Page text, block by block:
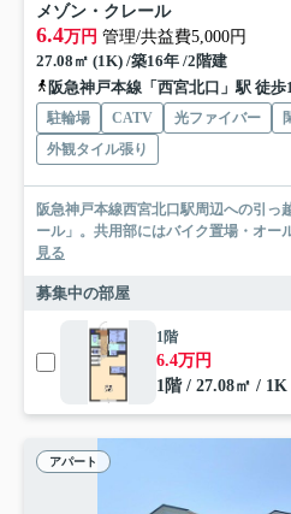
メゾン・クレール
6.4万円 管理/共益費5,000円
27.08㎡ (1K) /築16年 /2階建
阪急神戸本線「西宮北口」駅 徒歩
駐輪場 CATV 光ファイバー
外観タイル張り
阪急神戸本線西宮北口駅周辺への引っ
ール」。共用部にはバイク置場・オー
見る
募集中の部屋
1階
6.4万円
1階 / 27.08㎡ / 1K
アパート